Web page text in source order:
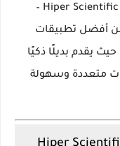
Hiper Scientific Calculator –
من أفضل تطبيقات
يقدم بديلًا ذكيًا
متعددة وسهولة